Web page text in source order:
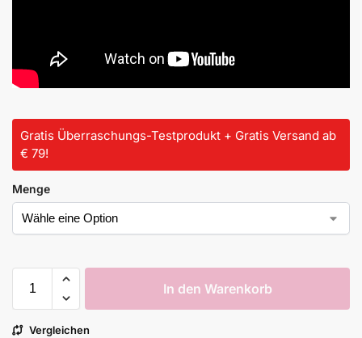
Gratis Überraschungs-Testprodukt + Gratis Versand ab
€ 79!
Menge
In den Warenkorb
Vergleichen